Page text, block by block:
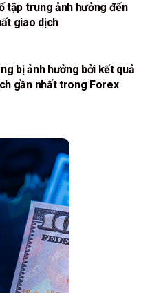
tập trung ảnh hưởng đến
giao dịch
bị ảnh hưởng bởi kết quả
gần nhất trong Forex